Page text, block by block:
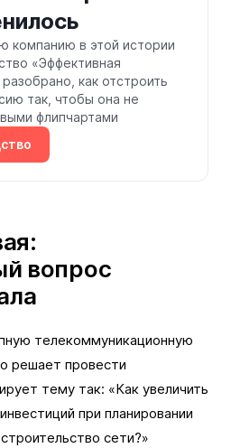
компанию в этой истории
«Эффективная
как отстроить
так, чтобы она не
флипчартами
вопрос
телекоммуникационную
решает провести
тему так: «Как увеличить
при планировании
сети?»